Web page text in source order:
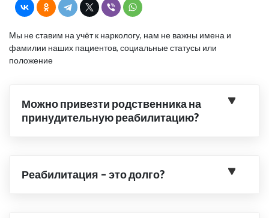
Мы не ставим на учёт к наркологу, нам не важны имена и
фамилии наших пациентов, социальные статусы или
положение
Можно привезти родственника на
принудительную реабилитацию?
Реабилитация – это долго?